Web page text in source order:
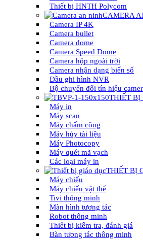
Thiết bị HNTH Polycom
CAMERA
Camera IP 4K
Camera bullet
Camera dome
Camera Speed Dome
Camera hộp ngoài trời
Camera nhận dạng biển số
Đầu ghi hình NVR
Bộ chuyển đổi tín hiệu
THIẾT BỊ
Máy in
Máy scan
Máy chấm công
Máy hủy tài liệu
Máy Photocopy
Máy quét mã vạch
Các loại máy in
THIẾT BỊ
Máy chiếu
Máy chiếu vật thể
Tivi thông minh
Màn hình tương tác
Robot thông minh
Thiết bị kiểm tra, đánh giá
Bàn tương tác thông minh